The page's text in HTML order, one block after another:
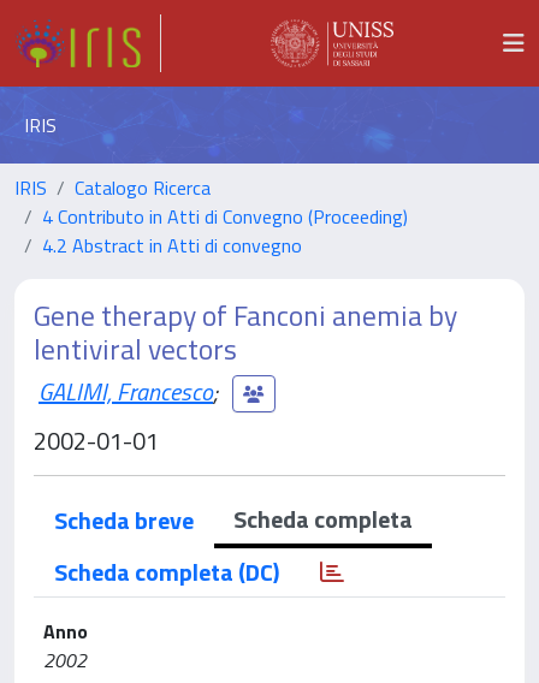
IRIS
IRIS
Catalogo Ricerca
4 Contributo in Atti di Convegno (Proceeding)
4.2 Abstract in Atti di convegno
Gene therapy of Fanconi anemia by
lentiviral vectors
GALIMI, Francesco;
2002-01-01
Scheda breve
Scheda completa
Scheda completa (DC)
Anno
2002